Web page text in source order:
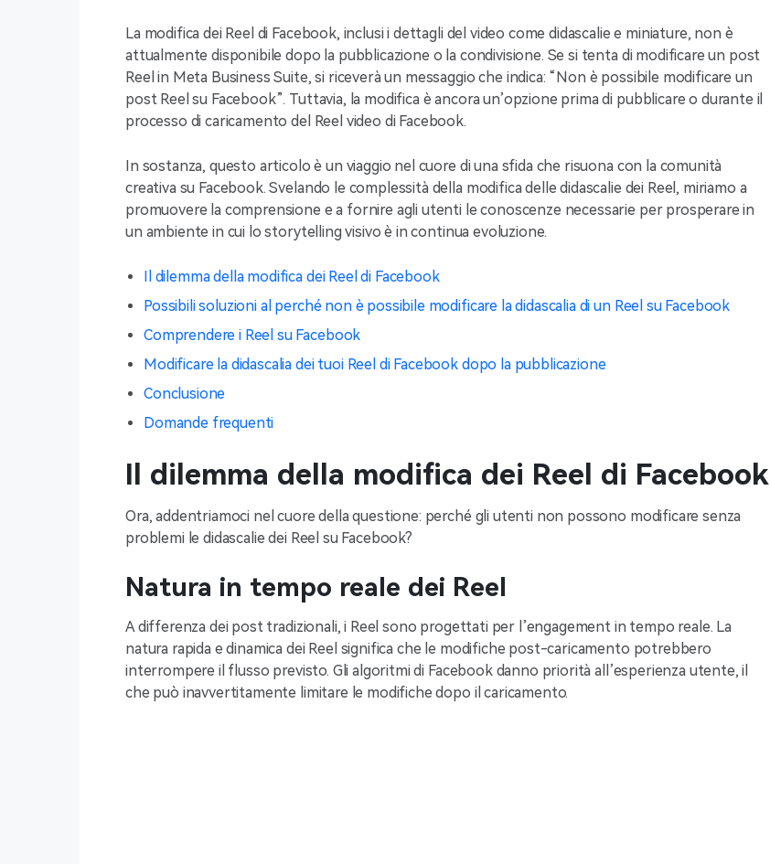
La modifica dei Reel di Facebook, inclusi i dettagli del video come didascalie e miniature, non è
attualmente disponibile dopo la pubblicazione o la condivisione. Se si tenta di modificare un post
Reel in Meta Business Suite, si riceverà un messaggio che indica: “Non è possibile modificare un
post Reel su Facebook”. Tuttavia, la modifica è ancora un’opzione prima di pubblicare o durante il
processo di caricamento del Reel video di Facebook.
In sostanza, questo articolo è un viaggio nel cuore di una sfida che risuona con la comunità
creativa su Facebook. Svelando le complessità della modifica delle didascalie dei Reel, miriamo a
promuovere la comprensione e a fornire agli utenti le conoscenze necessarie per prosperare in
un ambiente in cui lo storytelling visivo è in continua evoluzione.
Il dilemma della modifica dei Reel di Facebook
Possibili soluzioni al perché non è possibile modificare la didascalia di un Reel su Facebook
Comprendere i Reel su Facebook
Modificare la didascalia dei tuoi Reel di Facebook dopo la pubblicazione
Conclusione
Domande frequenti
Il dilemma della modifica dei Reel di Facebook
Ora, addentriamoci nel cuore della questione: perché gli utenti non possono modificare senza
problemi le didascalie dei Reel su Facebook?
Natura in tempo reale dei Reel
A differenza dei post tradizionali, i Reel sono progettati per l’engagement in tempo reale. La
natura rapida e dinamica dei Reel significa che le modifiche post-caricamento potrebbero
interrompere il flusso previsto. Gli algoritmi di Facebook danno priorità all’esperienza utente, il
che può inavvertitamente limitare le modifiche dopo il caricamento.